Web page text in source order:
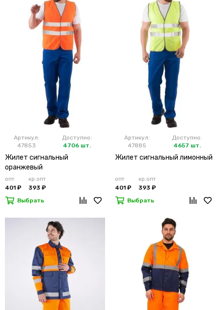
Артикул:
47853
Доступно:
4706 шт.
Жилет сигнальный
оранжевый
опт
401 ₽
кр.опт
393 ₽
Выбрать
Артикул:
47885
Доступно:
4657 шт.
Жилет сигнальный лимонный
опт
401 ₽
кр.опт
393 ₽
Выбрать